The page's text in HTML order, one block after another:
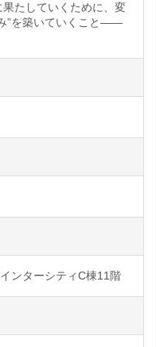
たしていくために、変
”を築いていくこと――
ンターシティC棟11階